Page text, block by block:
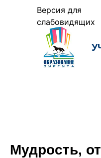
Версия для
слабовидящих
Мудрость,